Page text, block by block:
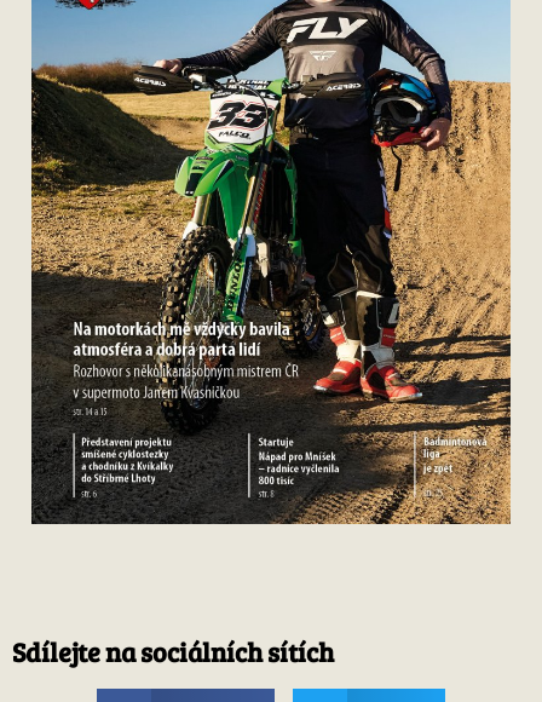
Sdílejte na sociálních sítích